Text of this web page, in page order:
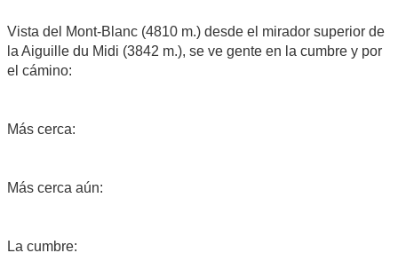
Vista del Mont-Blanc (4810 m.) desde el mirador superior de
la Aiguille du Midi (3842 m.), se ve gente en la cumbre y por
el cámino:
Más cerca:
Más cerca aún:
La cumbre: